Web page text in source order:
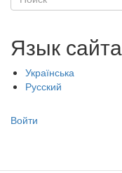
Язык сайта
Українська
Русский
Меню
записи
Войти